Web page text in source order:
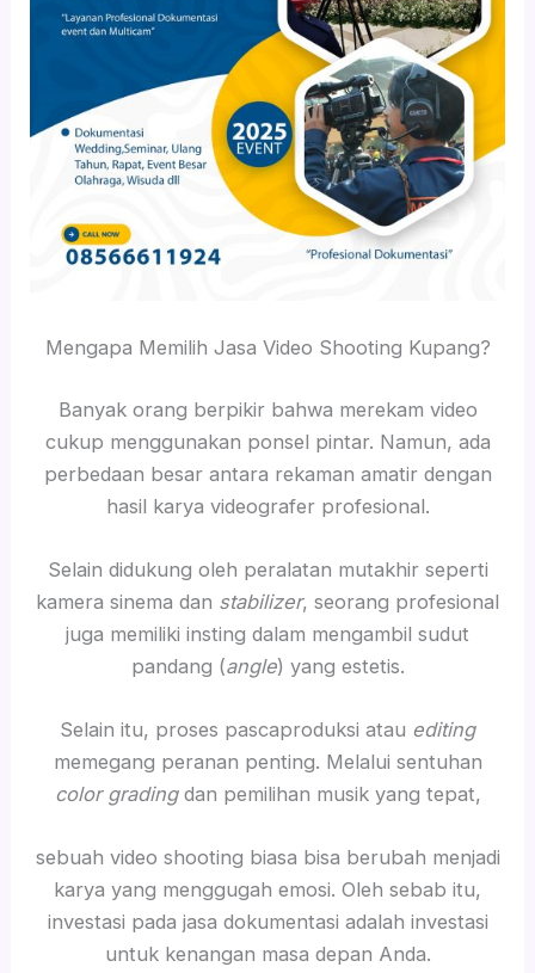
Mengapa Memilih Jasa Video Shooting Kupang?
Banyak orang berpikir bahwa merekam video
cukup menggunakan ponsel pintar. Namun, ada
perbedaan besar antara rekaman amatir dengan
hasil karya videografer profesional.
Selain didukung oleh peralatan mutakhir seperti
kamera sinema dan stabilizer, seorang profesional
juga memiliki insting dalam mengambil sudut
pandang (angle) yang estetis.
Selain itu, proses pascaproduksi atau editing
memegang peranan penting. Melalui sentuhan
color gradingdan pemilihan musik yang tepat,
sebuah video shooting biasa bisa berubah menjadi
karya yang menggugah emosi. Oleh sebab itu,
investasi pada jasa dokumentasi adalah investasi
untuk kenangan masa depan Anda.